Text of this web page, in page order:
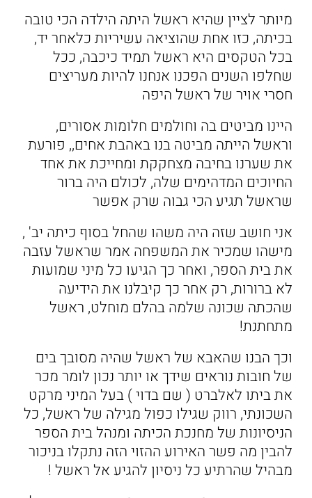
מיותר לציין שהיא ראשל היתה הילדה הכי טובה
בכיתה, כזו אחת שהוציאה עשיריות כלאחר יד,
בכל הטקסים היא ראשל תמיד כיכבה, ככל
שחלפו השנים הפכנו אנחנו להיות מעריצים
חסרי אויר של ראשל היפה
היינו מביטים בה וחולמים חלומות אסורים,
וראשל הייתה מביטה בנו באהבת אחים,, פורעת
את שערנו בחיבה מצחקקת ומחייכת את אחד
החיוכים המדהימים שלה, לכולם היה ברור
שראשל תגיע הכי גבוה שרק אפשר
אני חושב שזה היה משהו שהחל בסוף כיתה יב' ,
מישהו שמכיר את המשפחה אמר שראשל עזבה
את בית הספר, ואחר כך הגיעו כל מיני שמועות
לא ברורות, רק אחר כך קיבלנו את הידיעה
שהכתה שכונה שלמה בהלם מוחלט, ראשל
מתחתנת!
וכך הבנו שהאבא של ראשל שהיה מסובך בים
של חובות נוראים שידך או יותר נכון לומר מכר
את ביתו לאלברט ( שם בדוי ) בעל המיני מרקט
השכונתי, רווק שגילו כפול מגילה של ראשל, כל
הניסיונות של מחנכת הכיתה ומנהל בית הספר
להבין מה פשר האירוע ההזוי הזה נתקלו בניכור
מבהיל שהרתיע כל ניסיון להגיע אל ראשל !